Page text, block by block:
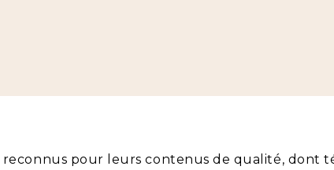
reconnus pour leurs contenus de qualité, dont